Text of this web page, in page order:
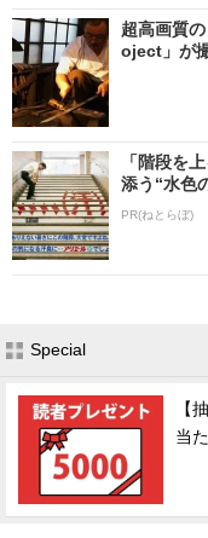
超高画質
oject」が
「階段を
添う“水色
PR(ねとらぼ)
Special
【
当